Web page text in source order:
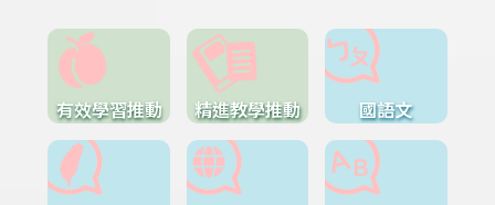
有效學習推動 精進教學推動 國語文